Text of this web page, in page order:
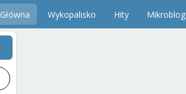
Główna Wykopalisko Hity Mikroblog